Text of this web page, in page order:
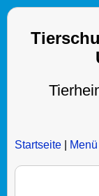
Startseite